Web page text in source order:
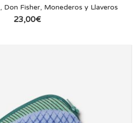
, Don Fisher, Monederos y Llaveros
23,00€